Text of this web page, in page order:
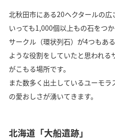
北秋田市にある20ヘクタールの
いっても1,000個以上もの石をつ
サークル（環状列石）が4つもあ
ような役割をしていたと思われ
がこもる場所です。
また数多く出土しているユーモ
の愛おしさが湧いてきます。
北海道「大船遺跡」